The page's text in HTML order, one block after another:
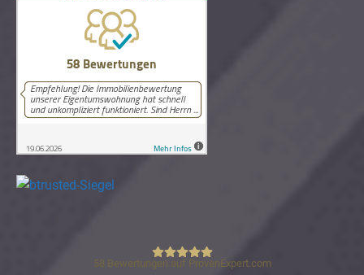
58 Bewertungen auf ProvenExpert.com